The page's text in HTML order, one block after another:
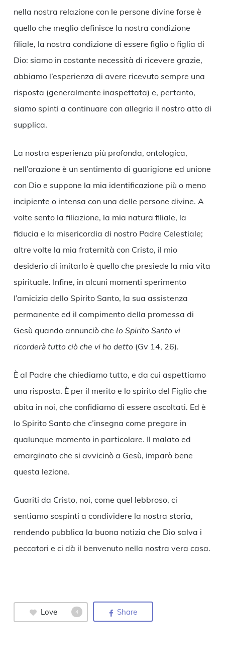
nella nostra relazione con le persone divine forse è
quello che meglio definisce la nostra condizione
filiale, la nostra condizione di essere figlio o figlia di
Dio: siamo in costante necessità di ricevere grazie,
abbiamo l’esperienza di avere ricevuto sempre una
risposta (generalmente inaspettata) e, pertanto,
siamo spinti a continuare con allegria il nostro atto di
supplica.
La nostra esperienza più profonda, ontologica,
nell’orazione è un sentimento di guarigione ed unione
con Dio e suppone la mia identificazione più o meno
incipiente o intensa con una delle persone divine. A
volte sento la filiazione, la mia natura filiale, la
fiducia e la misericordia di nostro Padre Celestiale;
altre volte la mia fraternità con Cristo, il mio
desiderio di imitarlo è quello che presiede la mia vita
spirituale. Infine, in alcuni momenti sperimento
l’amicizia dello Spirito Santo, la sua assistenza
permanente ed il compimento della promessa di
Gesù quando annunciò che lo Spirito Santo vi
ricorderà tutto ciò che vi ho detto (Gv 14, 26).
È al Padre che chiediamo tutto, e da cui aspettiamo
una risposta. È per il merito e lo spirito del Figlio che
abita in noi, che confidiamo di essere ascoltati. Ed è
lo Spirito Santo che c’insegna come pregare in
qualunque momento in particolare. Il malato ed
emarginato che si avvicinò a Gesù, imparò bene
questa lezione.
Guariti da Cristo, noi, come quel lebbroso, ci
sentiamo sospinti a condividere la nostra storia,
rendendo pubblica la buona notizia che Dio salva i
peccatori e ci dà il benvenuto nella nostra vera casa.
Love 4 Share